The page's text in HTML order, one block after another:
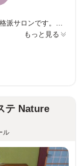
【南彦根駅から徒歩3分★】の駅チカの場所にある本格派サロンです。駐車場も完備しておりますので、お車でお越しの方もスムーズなご来店が可能となっております。経験、知識ともに豊富で確かな腕を持つスタッフが時間をかけてじっくりとカウンセリングを行い、丁寧に施術いたします！ご質問、ご相談は何なりとお申し付けください。 当店看板メニューは二つ、一つ目は高額エステやコルギでも改善しないむくみやフェイスラインの悩みにも有効な【小顔矯正】です。 もう１つはどこに行っても良くならない慢性的な肩こりや腰痛をことごとく改善する【根本改善整体】です。 是非一度お試しください♪日頃溜めこんだ身体の疲れを取り除き、心身共にリフレッシュしませんか？「21時まで」営業しておりますので、お仕事帰りにお気軽にお越しくださいね。＜メンズのお客様も大歓迎＞皆様にお会いできることを、心より楽しみにしております。
もっと見る
テ Nature
ル